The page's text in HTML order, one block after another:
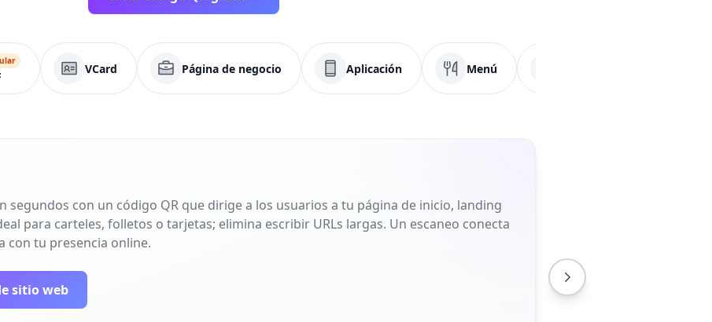
VCard Página de negocio Aplicación Menú
segundos con un código QR que dirige a los usuarios a tu página de inicio, landing
para carteles, folletos o tarjetas; elimina escribir URLs largas. Un escaneo conecta
con tu presencia online.
sitio web